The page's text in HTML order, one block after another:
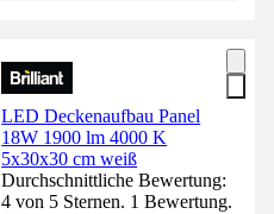
LED Deckenaufbau Panel
18W 1900 lm 4000 K
5x30x30 cm weiß
Durchschnittliche Bewertung:
4 von 5 Sternen. 1 Bewertung.